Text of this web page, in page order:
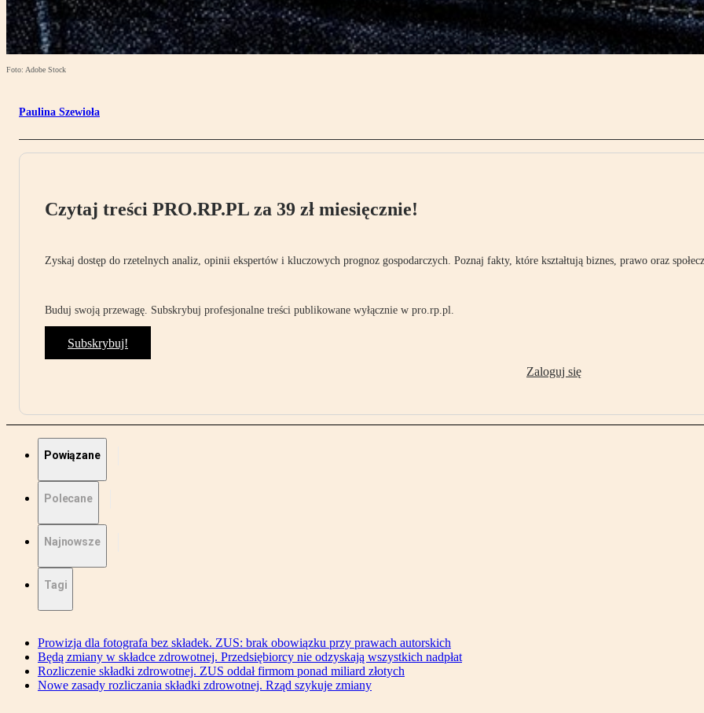
Foto: Adobe Stock
Paulina Szewioła
Czytaj treści PRO.RP.PL za 39 zł miesięcznie!
Zyskaj dostęp do rzetelnych analiz, opinii ekspertów i kluczowych prognoz gospodarczych. Poznaj fakty, które kształtują biznes, prawo oraz
Buduj swoją przewagę. Subskrybuj profesjonalne treści publikowane wyłącznie w pro.rp.pl.
Subskrybuj!
Zaloguj się
Powiązane
Polecane
Najnowsze
Tagi
Prowizja dla fotografa bez składek. ZUS: brak obowiązku przy prawach autorskich
Będą zmiany w składce zdrowotnej. Przedsiębiorcy nie odzyskają wszystkich nadpłat
Rozliczenie składki zdrowotnej. ZUS oddał firmom ponad miliard złotych
Nowe zasady rozliczania składki zdrowotnej. Rząd szykuje zmiany